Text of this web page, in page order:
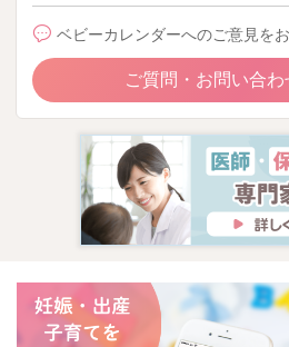
どうぞよろしくお願いいたします。
ベビーカレンダーへのご意見を
ご質問・お問い合わ